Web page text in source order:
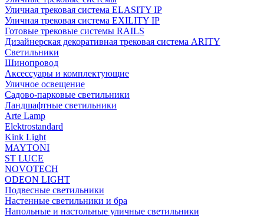
Уличная трековая система ELASITY IP
Уличная трековая система EXILITY IP
Готовые трековые системы RAILS
Дизайнерская декоративная трековая система ARITY
Светильники
Шинопровод
Аксессуары и комплектующие
Уличное освещение
Садово-парковые светильники
Ландшафтные светильники
Arte Lamp
Elektrostandard
Kink Light
MAYTONI
ST LUCE
NOVOTECH
ODEON LIGHT
Подвесные светильники
Настенные светильники и бра
Напольные и настольные уличные светильники